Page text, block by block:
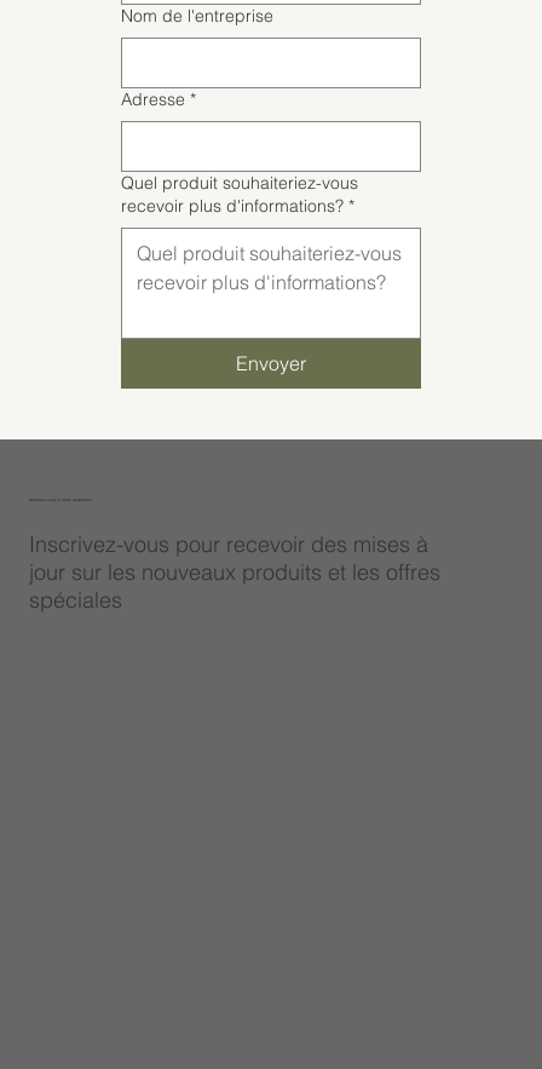
Nom de l'entreprise
Adresse *
Quel produit souhaiteriez-vous
recevoir plus d'informations? *
Envoyer
Inscrivez-vous pour recevoir des mises à
jour sur les nouveaux produits et les offres
spéciales
Abonnez-vous à notre newsletter